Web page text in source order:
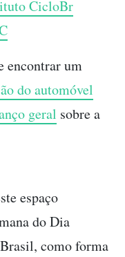
CicloBr
encontrar um
do automóvel
geral sobre a
espaço
do Dia
como forma